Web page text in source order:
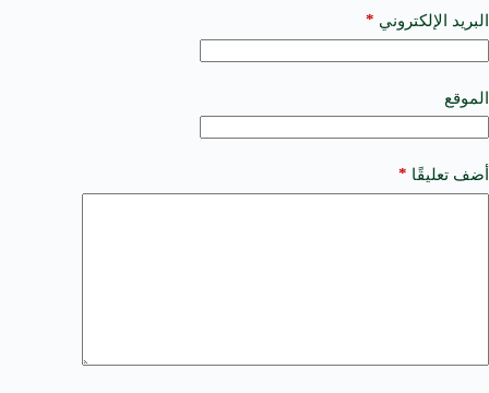
البريد الإلكتروني *
الموقع
أضف تعليقًا *
a
t
i
e
: